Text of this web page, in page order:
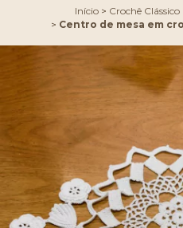
Início > Crochê Clássico
> Centro de mesa em